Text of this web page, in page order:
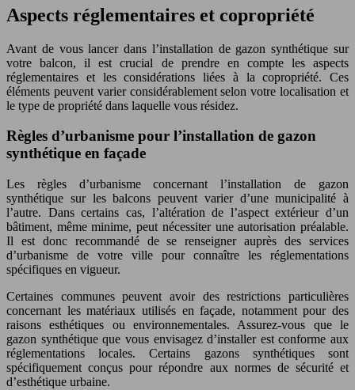
Aspects réglementaires et copropriété
Avant de vous lancer dans l’installation de gazon synthétique sur
votre balcon, il est crucial de prendre en compte les aspects
réglementaires et les considérations liées à la copropriété. Ces
éléments peuvent varier considérablement selon votre localisation et
le type de propriété dans laquelle vous résidez.
Règles d’urbanisme pour l’installation de gazon
synthétique en façade
Les règles d’urbanisme concernant l’installation de gazon
synthétique sur les balcons peuvent varier d’une municipalité à
l’autre. Dans certains cas, l’altération de l’aspect extérieur d’un
bâtiment, même minime, peut nécessiter une autorisation préalable.
Il est donc recommandé de se renseigner auprès des services
d’urbanisme de votre ville pour connaître les réglementations
spécifiques en vigueur.
Certaines communes peuvent avoir des restrictions particulières
concernant les matériaux utilisés en façade, notamment pour des
raisons esthétiques ou environnementales. Assurez-vous que le
gazon synthétique que vous envisagez d’installer est conforme aux
réglementations locales. Certains gazons synthétiques sont
spécifiquement conçus pour répondre aux normes de sécurité et
d’esthétique urbaine.